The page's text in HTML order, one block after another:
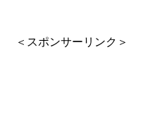
＜スポンサーリンク＞